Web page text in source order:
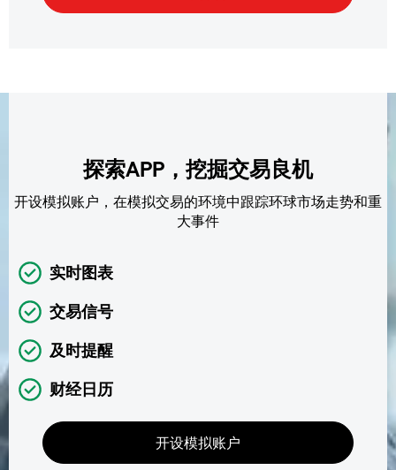
探索APP，挖掘交易良机
开设模拟账户，在模拟交易的环境中跟踪环球市场走势和重
大事件
实时图表
交易信号
及时提醒
财经日历